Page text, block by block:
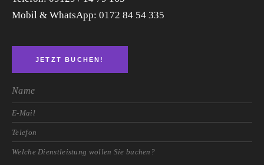
Mobil & WhatsApp: 0172 84 54 335
JETZT BUCHEN!